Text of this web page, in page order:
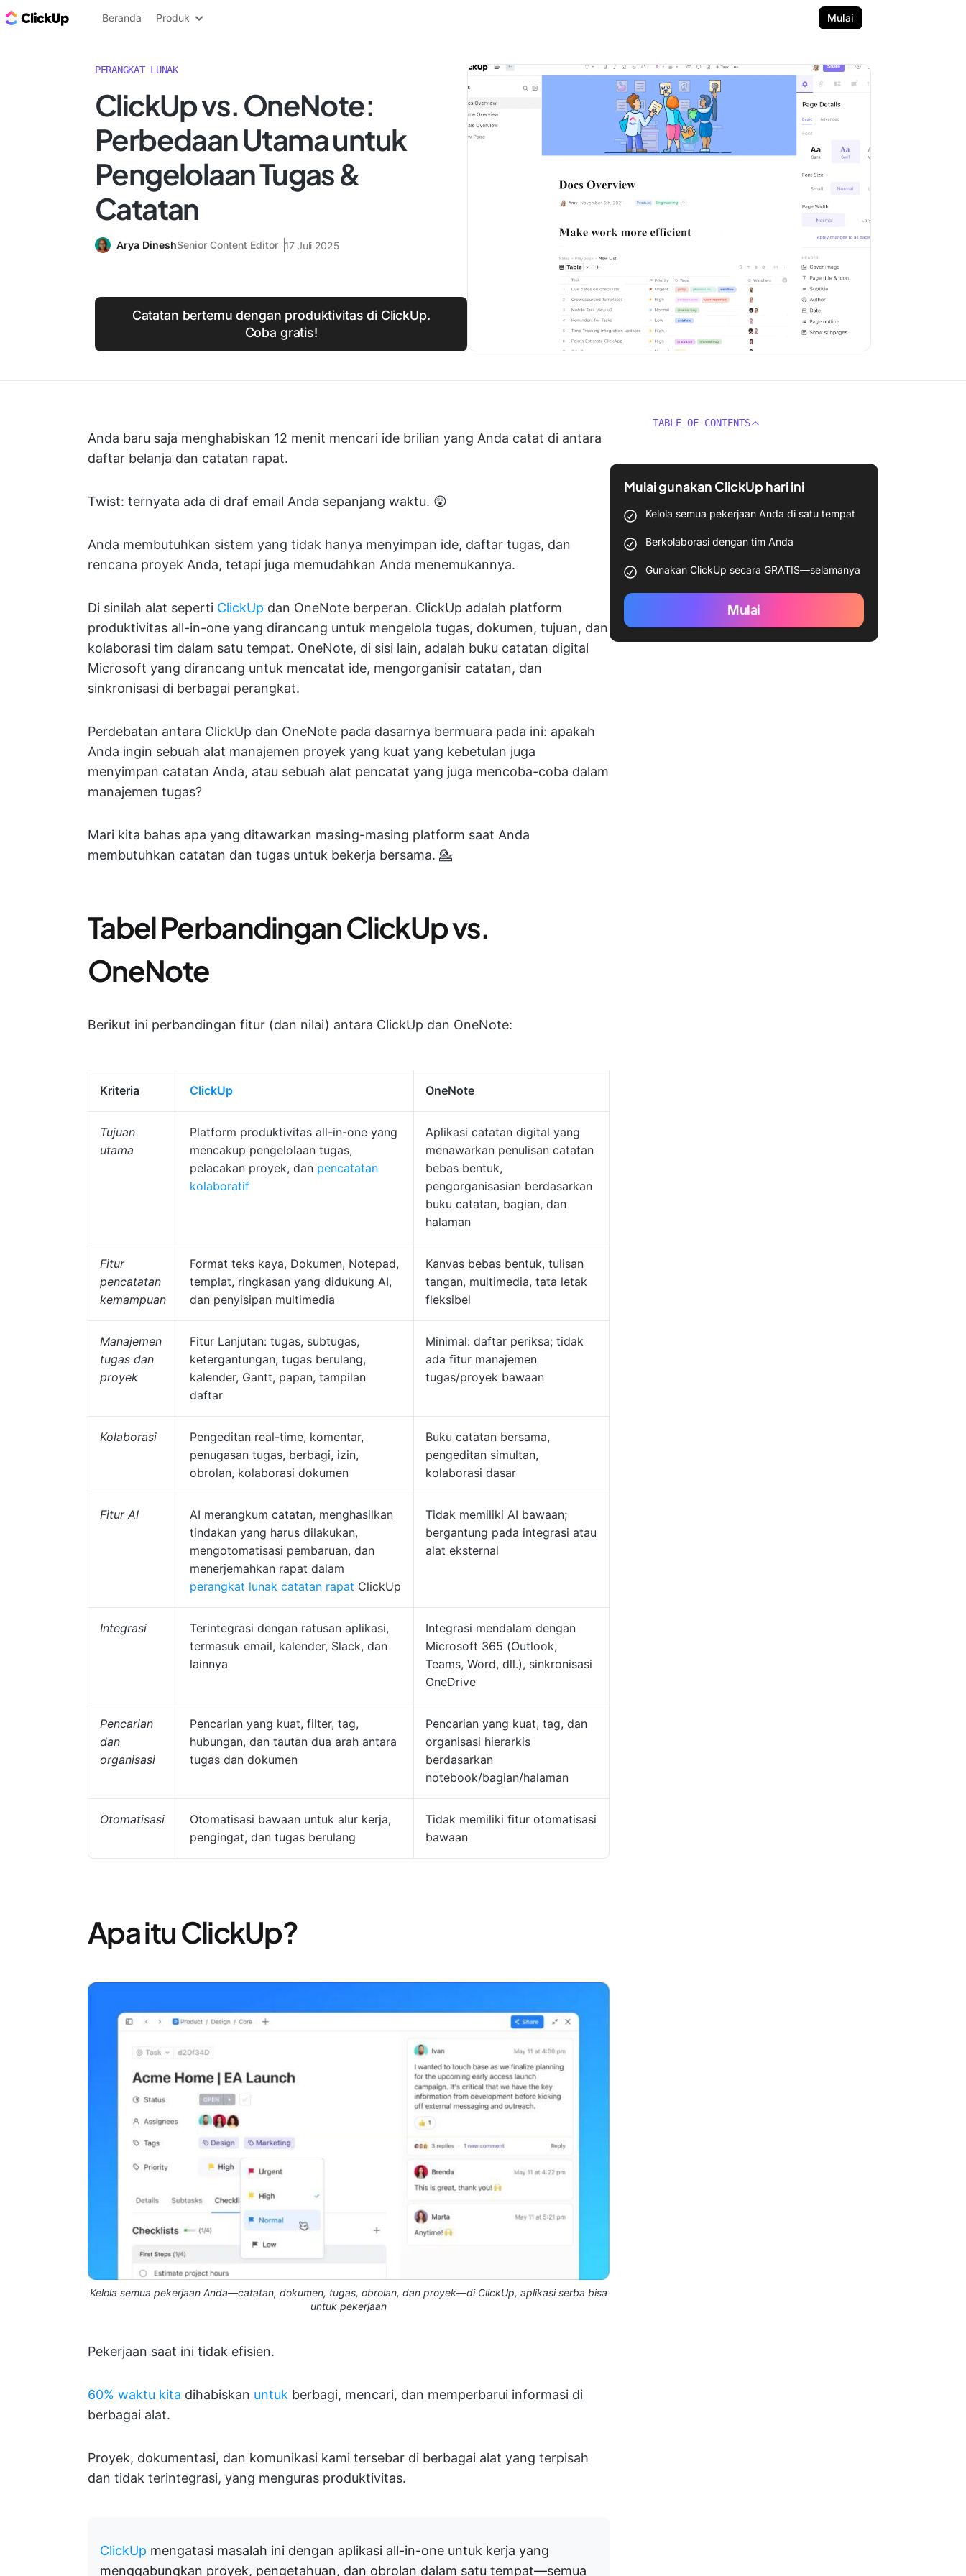
Blog ClickUp
Beranda Produk Mulai
PERANGKAT LUNAK
ClickUp vs. OneNote:
Perbedaan Utama untuk
Pengelolaan Tugas &
Catatan
Arya DineshSenior Content Editor 17 Juli 2025
Catatan bertemu dengan produktivitas di ClickUp.
Coba gratis!
Anda baru saja menghabiskan 12 menit mencari ide brilian yang Anda catat di antara
daftar belanja dan catatan rapat.
Twist: ternyata ada di draf email Anda sepanjang waktu. 😲
Anda membutuhkan sistem yang tidak hanya menyimpan ide, daftar tugas, dan
rencana proyek Anda, tetapi juga memudahkan Anda menemukannya.
Di sinilah alat seperti ClickUp dan OneNote berperan. ClickUp adalah platform
produktivitas all-in-one yang dirancang untuk mengelola tugas, dokumen, tujuan, dan
kolaborasi tim dalam satu tempat. OneNote, di sisi lain, adalah buku catatan digital
Microsoft yang dirancang untuk mencatat ide, mengorganisir catatan, dan
sinkronisasi di berbagai perangkat.
Perdebatan antara ClickUp dan OneNote pada dasarnya bermuara pada ini: apakah
Anda ingin sebuah alat manajemen proyek yang kuat yang kebetulan juga
menyimpan catatan Anda, atau sebuah alat pencatat yang juga mencoba-coba dalam
manajemen tugas?
Mari kita bahas apa yang ditawarkan masing-masing platform saat Anda
membutuhkan catatan dan tugas untuk bekerja bersama. 💁
Tabel Perbandingan ClickUp vs.
OneNote
Berikut ini perbandingan fitur (dan nilai) antara ClickUp dan OneNote:
Kriteria ClickUp OneNote
Tujuan
utama
Platform produktivitas all-in-one yang
mencakup pengelolaan tugas,
pelacakan proyek, dan pencatatan
kolaboratif
Aplikasi catatan digital yang
menawarkan penulisan catatan
bebas bentuk,
pengorganisasian berdasarkan
buku catatan, bagian, dan
halaman
Fitur
pencatatan
kemampuan
Format teks kaya, Dokumen, Notepad,
templat, ringkasan yang didukung AI,
dan penyisipan multimedia
Kanvas bebas bentuk, tulisan
tangan, multimedia, tata letak
fleksibel
Manajemen
tugas dan
proyek
Fitur Lanjutan: tugas, subtugas,
ketergantungan, tugas berulang,
kalender, Gantt, papan, tampilan
daftar
Minimal: daftar periksa; tidak
ada fitur manajemen
tugas/proyek bawaan
Kolaborasi
Pengeditan real-time, komentar,
penugasan tugas, berbagi, izin,
obrolan, kolaborasi dokumen
Buku catatan bersama,
pengeditan simultan,
kolaborasi dasar
Fitur AI
AI merangkum catatan, menghasilkan
tindakan yang harus dilakukan,
mengotomatisasi pembaruan, dan
menerjemahkan rapat dalam
perangkat lunak catatan rapat ClickUp
Tidak memiliki AI bawaan;
bergantung pada integrasi atau
alat eksternal
Integrasi
Terintegrasi dengan ratusan aplikasi,
termasuk email, kalender, Slack, dan
lainnya
Integrasi mendalam dengan
Microsoft 365 (Outlook,
Teams, Word, dll.), sinkronisasi
OneDrive
Pencarian
dan
organisasi
Pencarian yang kuat, filter, tag,
hubungan, dan tautan dua arah antara
tugas dan dokumen
Pencarian yang kuat, tag, dan
organisasi hierarkis
berdasarkan
notebook/bagian/halaman
Otomatisasi
Otomatisasi bawaan untuk alur kerja,
pengingat, dan tugas berulang
Tidak memiliki fitur otomatisasi
bawaan
Apa itu ClickUp?
Kelola semua pekerjaan Anda—catatan, dokumen, tugas, obrolan, dan proyek—di ClickUp, aplikasi serba bisa
untuk pekerjaan
Pekerjaan saat ini tidak efisien.
60% waktu kita dihabiskan untuk berbagi, mencari, dan memperbarui informasi di
berbagai alat.
Proyek, dokumentasi, dan komunikasi kami tersebar di berbagai alat yang terpisah
dan tidak terintegrasi, yang menguras produktivitas.
ClickUp mengatasi masalah ini dengan aplikasi all-in-one untuk kerja yang
menggabungkan proyek, pengetahuan, dan obrolan dalam satu tempat—semua
TABLE OF CONTENTS
Mulai gunakan ClickUp hari ini
Kelola semua pekerjaan Anda di satu tempat
Berkolaborasi dengan tim Anda
Gunakan ClickUp secara GRATIS—selamanya
Mulai